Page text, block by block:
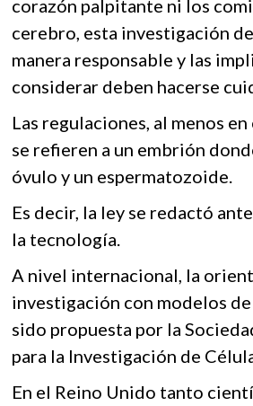
corazón palpitante ni los
cerebro, esta investigación
manera responsable y las
considerar deben hacerse
Las regulaciones, al menos
se refieren a un embrión
óvulo y un espermatozoide.
Es decir, la ley se redactó
la tecnología.
A nivel internacional, la
investigación con modelos
sido propuesta por la
para la Investigación de
En el Reino Unido tanto